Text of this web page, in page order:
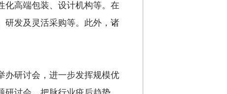
化高端包装、设计机构等。在
研发及灵活采购等。此外，诸
办研讨会，进一步发挥规模优